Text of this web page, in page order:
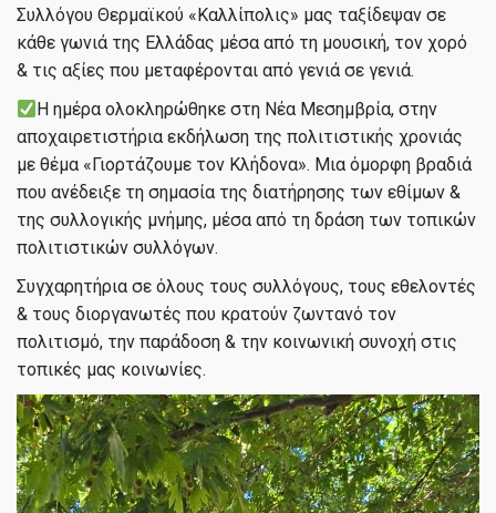
Συλλόγου Θερμαϊκού «Καλλίπολις» μας ταξίδεψαν σε
κάθε γωνιά της Ελλάδας μέσα από τη μουσική, τον χορό
& τις αξίες που μεταφέρονται από γενιά σε γενιά.
Η ημέρα ολοκληρώθηκε στη Νέα Μεσημβρία, στην
αποχαιρετιστήρια εκδήλωση της πολιτιστικής χρονιάς
με θέμα «Γιορτάζουμε τον Κλήδονα». Μια όμορφη βραδιά
που ανέδειξε τη σημασία της διατήρησης των εθίμων &
της συλλογικής μνήμης, μέσα από τη δράση των τοπικών
πολιτιστικών συλλόγων.
Συγχαρητήρια σε όλους τους συλλόγους, τους εθελοντές
& τους διοργανωτές που κρατούν ζωντανό τον
πολιτισμό, την παράδοση & την κοινωνική συνοχή στις
τοπικές μας κοινωνίες.